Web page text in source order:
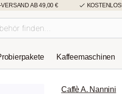
AB 49,00 €
Kaffeemaschinen
Caffè A. Nannini